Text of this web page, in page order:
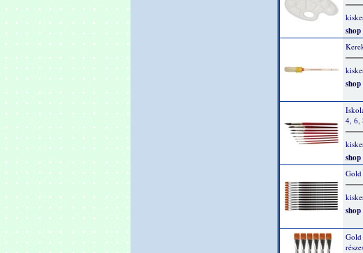
4, 6,
Gold
Gold